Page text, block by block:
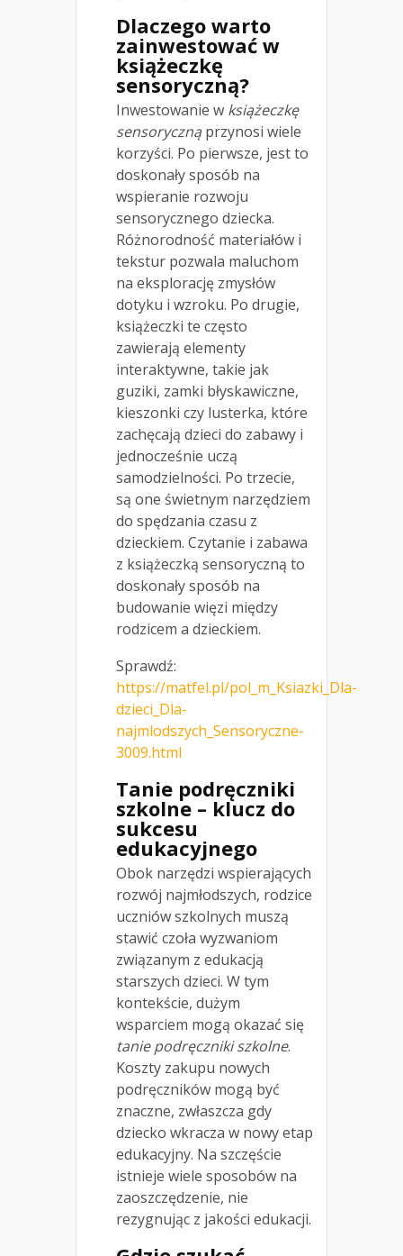
Dlaczego warto
zainwestować w
książeczkę
sensoryczną?
Inwestowanie w książeczkę
sensoryczną przynosi wiele
korzyści. Po pierwsze, jest to
doskonały sposób na
wspieranie rozwoju
sensorycznego dziecka.
Różnorodność materiałów i
tekstur pozwala maluchom
na eksplorację zmysłów
dotyku i wzroku. Po drugie,
książeczki te często
zawierają elementy
interaktywne, takie jak
guziki, zamki błyskawiczne,
kieszonki czy lusterka, które
zachęcają dzieci do zabawy i
jednocześnie uczą
samodzielności. Po trzecie,
są one świetnym narzędziem
do spędzania czasu z
dzieckiem. Czytanie i zabawa
z książeczką sensoryczną to
doskonały sposób na
budowanie więzi między
rodzicem a dzieckiem.
Sprawdź:
https://matfel.pl/pol_m_Ksiazki_Dla-
dzieci_Dla-
najmlodszych_Sensoryczne-
3009.html
Tanie podręczniki
szkolne – klucz do
sukcesu
edukacyjnego
Obok narzędzi wspierających
rozwój najmłodszych, rodzice
uczniów szkolnych muszą
stawić czoła wyzwaniom
związanym z edukacją
starszych dzieci. W tym
kontekście, dużym
wsparciem mogą okazać się
tanie podręczniki szkolne.
Koszty zakupu nowych
podręczników mogą być
znaczne, zwłaszcza gdy
dziecko wkracza w nowy etap
edukacyjny. Na szczęście
istnieje wiele sposobów na
zaoszczędzenie, nie
rezygnując z jakości edukacji.